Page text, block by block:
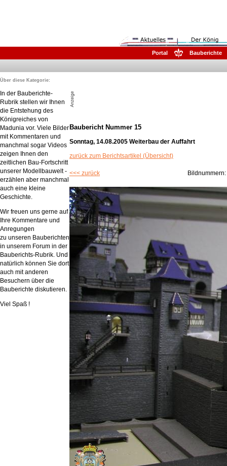
Portal Bauberichte
Über diese Kategorie:
In der Bauberichte-
Rubrik stellen wir Ihnen
die Entstehung des
Königreiches von
Madunia vor. Viele Bilder
mit Kommentaren und
manchmal sogar Videos
zeigen Ihnen den
zeitlichen Bau-Fortschritt
unserer Modellbauwelt -
erzählen aber manchmal
auch eine kleine
Geschichte.
Wir freuen uns gerne auf
Ihre Kommentare und
Anregungen
zu unseren Bauberichten
in unserem Forum in der
Bauberichts-Rubrik. Und
natürlich können Sie dort
auch mit anderen
Besuchern über die
Bauberichte diskutieren.
Viel Spaß !
Baubericht Nummer 15
Sonntag, 14.08.2005 Weiterbau der Auffahrt
zurück zum Berichtsartikel (Übersicht)
<<< zurück Bildnummern: